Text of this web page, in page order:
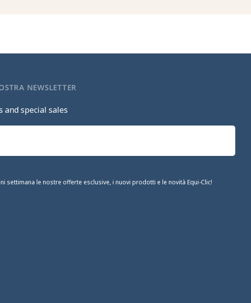
NEWSLETTER
and special sales
settimana le nostre offerte esclusive, i nuovi prodotti e le novità Equi-Clic!